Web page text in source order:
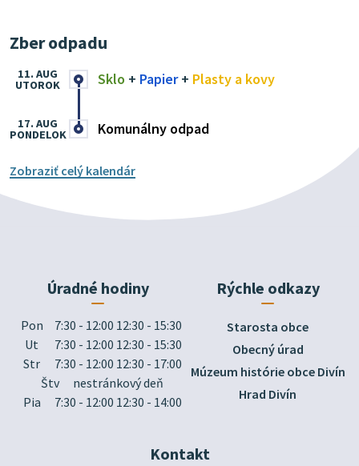
Zber odpadu
Sklo + Papier+ Plasty a kovy
11. AUG
UTOROK
Komunálny odpad
17. AUG
PONDELOK
Zobraziť celý kalendár
Úradné hodiny
Pon
7:30 - 12:00 12:30 - 15:30
Ut
7:30 - 12:00 12:30 - 15:30
Str
7:30 - 12:00 12:30 - 17:00
Štv
nestránkový deň
Pia
7:30 - 12:00 12:30 - 14:00
Rýchle odkazy
Starosta obce
Obecný úrad
Múzeum histórie obce Divín
Hrad Divín
Kontakt